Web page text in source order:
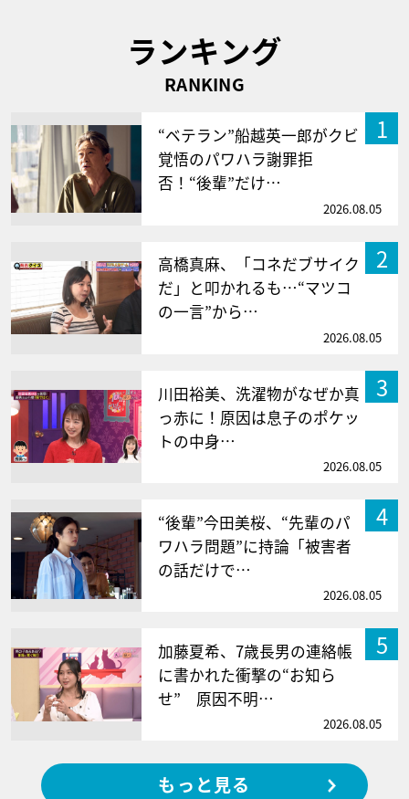
ランキング
RANKING
1
“ベテラン”船越英一郎がクビ
覚悟のパワハラ謝罪拒
否！“後輩”だけ…
2026.08.05
2
高橋真麻、「コネだブサイク
だ」と叩かれるも…“マツコ
の一言”から…
2026.08.05
3
川田裕美、洗濯物がなぜか真
っ赤に！原因は息子のポケッ
トの中身…
2026.08.05
4
“後輩”今田美桜、“先輩のパ
ワハラ問題”に持論「被害者
の話だけで…
2026.08.05
5
加藤夏希、7歳長男の連絡帳
に書かれた衝撃の“お知ら
せ” 原因不明…
2026.08.05
もっと見る